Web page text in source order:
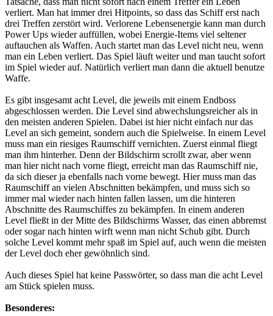
verliert. Man hat immer drei Hitpoints, so dass das Schiff erst nach
drei Treffen zerstört wird. Verlorene Lebensenergie kann man durch
Power Ups wieder auffüllen, wobei Energie-Items viel seltener
auftauchen als Waffen. Auch startet man das Level nicht neu, wenn
man ein Leben verliert. Das Spiel läuft weiter und man taucht sofort
im Spiel wieder auf. Natürlich verliert man dann die aktuell benutze
Waffe.
Es gibt insgesamt acht Level, die jeweils mit einem Endboss
abgeschlossen werden. Die Level sind abwechslungsreicher als in
den meisten anderen Spielen. Dabei ist hier nicht einfach nur das
Level an sich gemeint, sondern auch die Spielweise. In einem Level
muss man ein riesiges Raumschiff vernichten. Zuerst einmal fliegt
man ihm hinterher. Denn der Bildschirm scrollt zwar, aber wenn
man hier nicht nach vorne fliegt, erreicht man das Raumschiff nie,
da sich dieser ja ebenfalls nach vorne bewegt. Hier muss man das
Raumschiff an vielen Abschnitten bekämpfen, und muss sich so
immer mal wieder nach hinten fallen lassen, um die hinteren
Abschnitte des Raumschiffes zu bekämpfen. In einem anderen
Level fließt in der Mitte des Bildschirms Wasser, das einen abbremst
oder sogar nach hinten wirft wenn man nicht Schub gibt. Durch
solche Level kommt mehr spaß im Spiel auf, auch wenn die meisten
der Level doch eher gewöhnlich sind.
Auch dieses Spiel hat keine Passwörter, so dass man die acht Level
am Stück spielen muss.
Besonderes: